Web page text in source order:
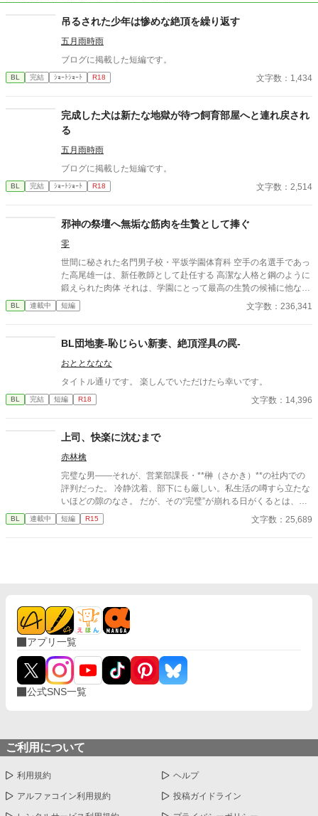
吊るされた少年は惨めな絶頂を繰り返す
五月雨時雨
ブログに掲載した短編です。
BL 完結 ｼｮｰﾄｼｮｰﾄ R18 文字数：1,434
完成した犬は新たな地獄が待つ飼育部屋へと連れ戻され
る
五月雨時雨
ブログに掲載した短編です。
BL 完結 ｼｮｰﾄｼｮｰﾄ R18 文字数：2,514
邪神の祭壇へ無垢な筋肉を生贄として捧ぐ
零
世間に秘された名門男子校・平坂学園体育科 空手の名選手であっ
た高尾雄一は、新任教師として赴任する 高潔な人格と鋼のように
鍛えられた肉体 それは、学園にとって最高の生贄の候補に他なら
なかった 至高の筋肉を持つ、精神を削られ意志をなくした青年を
太古の神に捧げるため、“水”、“風”、“土”の信奉者達が暗躍する 意
校で繰り広げられるダークファンタジー
BL 連載中 短編 文字数：236,341
BL団地妻-恥じらい新妻、絶頂淫具の罠-
おととななな
タイトル通りです。 楽しんでいただけたら幸いです。
BL 完結 短編 R18 文字数：14,396
上司、快楽に沈むまで
赤林檎
完璧な男――それが、営業部課長・**榊（さかき）**の社内での
評判だった。 冷静沈着、部下にも厳しい。私生活の噂すら立たな
いほどの隙のなさ。 だが、その“完璧”が崩れる日がくるとは、誰
も想像していなかった。 入社三年目の篠原は、榊の直属の部下。
真面目だが強気で、どこか挑発的な笑みを浮かべる青年。 ある
た。 拒むことも、許すこともできないまま、 彼は“部下”の手によ
って、ひとつずつ乱されていく。 言葉で支配され、触れられるた
びに、自分の知らなかった感情と快楽を知る。それは、上司とし
ての誇りを壊すほどに甘く、逃れられないほどに深い。 だが、篠
原の視線の奥に宿るのは、ただの欲望ではなかった。 そこには、
ずっと榊だけを見つめ続けてきた、静かな執着がある。 「俺、前
から思ってたんです。 あなたが誰かに“支配される”ところ、き
た榊は、もう戻れない。 快楽に溺れるその瞬間まで、彼を待つの
は破滅か、それとも救いか。 ――これは、ひとりの上司が“愛”と
いう名の支配に沈んでいく物語。
BL 連載中 短編 R15 文字数：25,689
アプリ一覧
公式SNS一覧
ご利用について
利用規約 ヘルプ
アルファコイン利用規約 投稿ガイドライン